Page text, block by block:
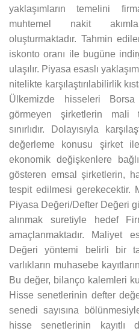
yaklaşımların temelini
muhtemel nakit
oluşturmaktadır. Tahmin
iskonto oranı ile bugüne
ulaşılır. Piyasa esaslı
nitelikte karşılaştırılabilirlik
Ülkemizde hisseleri
görmeyen şirketlerin mali
sınırlıdır. Dolayısıyla
değerleme konusu şirket
ekonomik değişkenlere
gösteren emsal şirketlerin,
tespit edilmesi gerekecektir.
Piyasa Değeri/Defter Değeri
alınmak suretiyle hedef
amaçlanmaktadır. Maliyet
Değeri yöntemi belirli bir
varlıkların muhasebe
Bu değer, bilanço kalemleri
Hisse senetlerinin defter
senedi sayısına
hisse senetlerinin kayıtlı